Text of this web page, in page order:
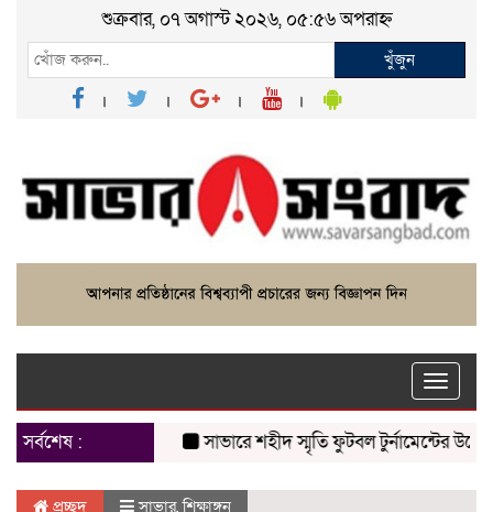
শুক্রবার, ০৭ অগাস্ট ২০২৬, ০৫:৫৬ অপরাহ্ন
খুঁজুন
Toggle
সর্বশেষ :
সাভারে শহীদ স্মৃতি ফুটবল টুর্নামেন্টের উদ্বোধন
প্রচ্ছদ সাভার,শিক্ষাঙ্গন